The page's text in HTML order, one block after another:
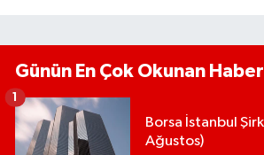
Günün En Çok Okunan
Borsa İstanbul
Ağustos)
1